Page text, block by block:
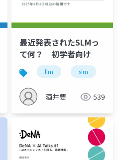
transformer
最近発表されたSLMっ
て何？ 初学者向け
llm slm
酒井要 539